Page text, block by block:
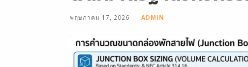
พฤษภาคม 17, 2026 ADMIN